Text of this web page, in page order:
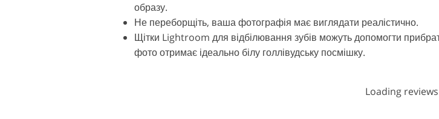
образу.
Не переборщіть, ваша фотографія має виглядати реалістично.
Щітки Lightroom для відбілювання зубів можуть допомогти
фото отримає ідеально білу голлівудську посмішку.
Loading reviews